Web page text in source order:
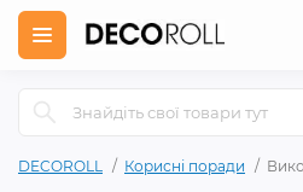
DECOROLL Корисні поради